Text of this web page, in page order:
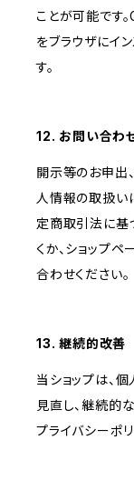
ことが可能です
をブラウザにイ
す。
12. お問い合わ
開示等のお申出
人情報の取扱い
定商取引法に基
くか、ショップ
合わせください。
13. 継続的改善
当ショップは、
見直し、継続的
プライバシーポ